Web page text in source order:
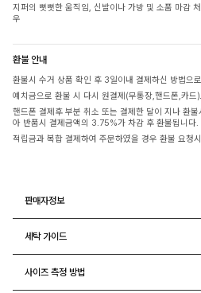
지퍼의 뻣뻣한 움직임, 신발이나 가방 및 소품 마감
우
환불 안내
환불시 수거 상품 확인 후 3일이내 결제하신 방법으
예치금으로 환불 시 다시 원결제(무통장,핸드폰,카드
핸드폰 결제후 부분 취소 또는 결제한 달이 지나 환
아 반품시 결제금액의 3.75%가 차감 후 환불됩니다.
적립금과 복합 결제하여 주문하였을 경우 환불 요청
판매자정보
세탁 가이드
사이즈 측정 방법